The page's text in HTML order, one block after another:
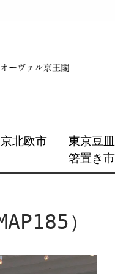
北欧市
東京豆
箸置き市
）